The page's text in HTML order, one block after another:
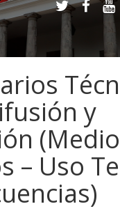
y
– Uso